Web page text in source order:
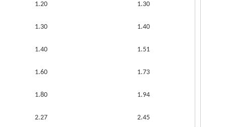
1.20 1.30
1.30 1.40
1.40 1.51
1.60 1.73
1.80 1.94
2.27 2.45